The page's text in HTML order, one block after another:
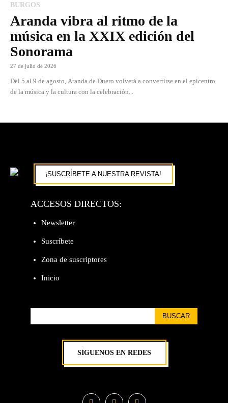
BURGOS
Aranda vibra al ritmo de la
música en la XXIX edición del
Sonorama
27 de julio de 2026
Del 5 al 9 de agosto, Aranda de Duero volverá a convertirse en el epicentro
de la música y la cultura con la celebración...
¡SUSCRÍBETE A NUESTRA REVISTA!
ACCESOS DIRECTOS:
Newsletter
Suscríbete
Zona de suscriptores
Inicio
BUSCAR
SÍGUENOS EN REDES